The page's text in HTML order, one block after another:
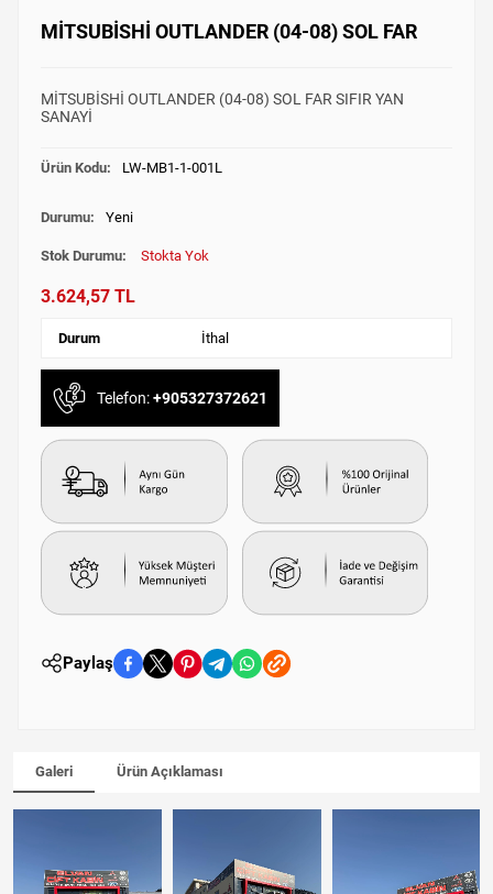
MİTSUBİSHİ OUTLANDER (04-08) SOL FAR
MİTSUBİSHİ OUTLANDER (04-08) SOL FAR SIFIR YAN
SANAYİ
Ürün Kodu: LW-MB1-1-001L
Durumu: Yeni
Stok Durumu: Stokta Yok
3.624,57 TL
Durum İthal
Telefon:+905327372621
Paylaş
Galeri Ürün Açıklaması